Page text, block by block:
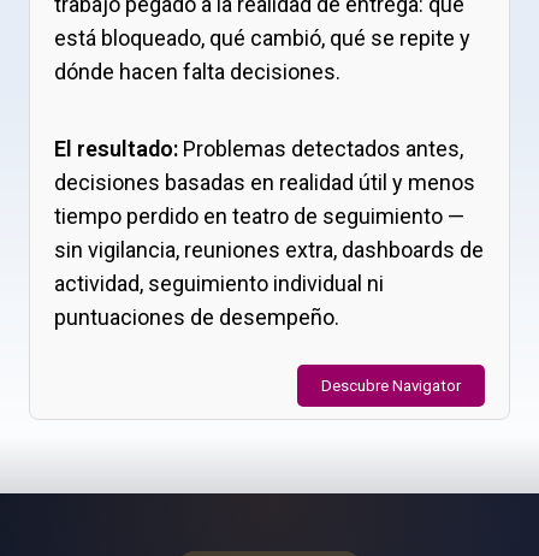
está bloqueado, qué cambió, qué se repite y
dónde hacen falta decisiones.
El resultado: Problemas detectados antes,
decisiones basadas en realidad útil y menos
tiempo perdido en teatro de seguimiento —
sin vigilancia, reuniones extra, dashboards de
actividad, seguimiento individual ni
puntuaciones de desempeño.
Descubre Navigator